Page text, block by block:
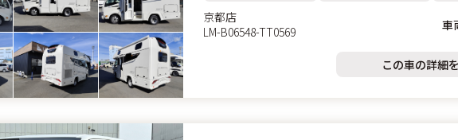
京都店
LM-B06548-TT0569
車
この車の詳細